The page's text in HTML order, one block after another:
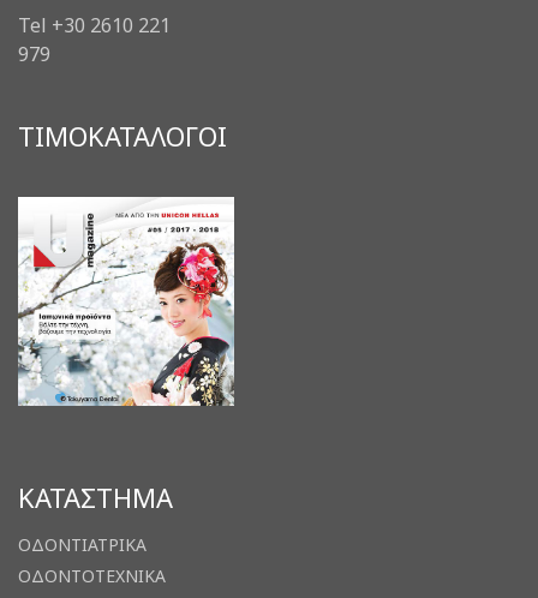
Tel +30 2610 221
979
ΤΙΜΟΚΑΤΑΛΟΓΟΙ
ΚΑΤΑΣΤΗΜΑ
ΟΔΟΝΤΙΑΤΡΙΚΑ
ΟΔΟΝΤΟΤΕΧΝΙΚΑ